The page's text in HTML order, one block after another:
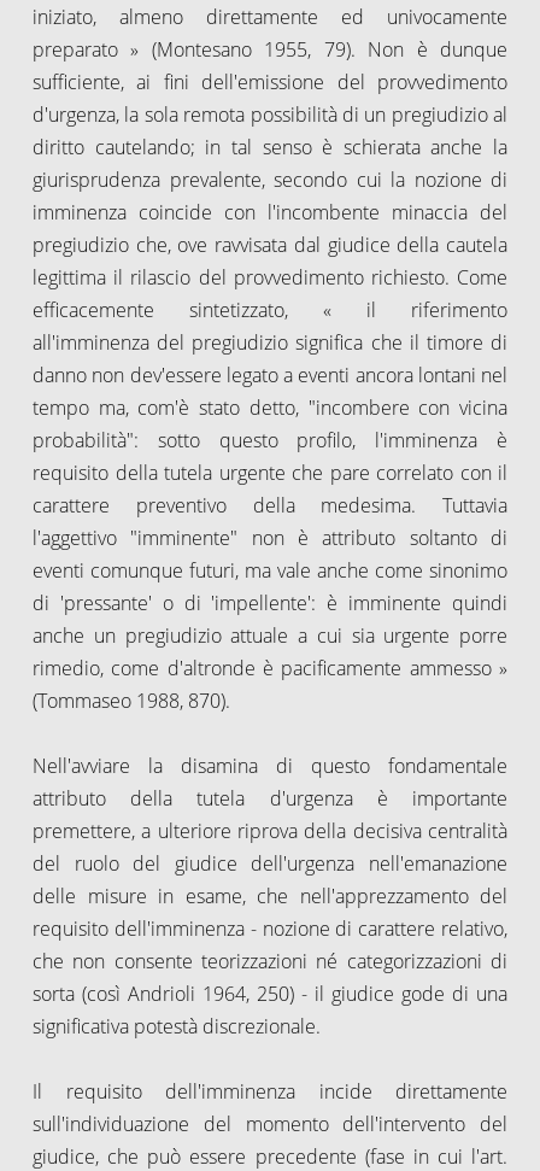
iniziato, almeno direttamente ed univocamente
preparato » (Montesano 1955, 79). Non è dunque
sufficiente, ai fini dell'emissione del provvedimento
d'urgenza, la sola remota possibilità di un pregiudizio al
diritto cautelando; in tal senso è schierata anche la
giurisprudenza prevalente, secondo cui la nozione di
imminenza coincide con l'incombente minaccia del
pregiudizio che, ove ravvisata dal giudice della cautela
legittima il rilascio del provvedimento richiesto. Come
efficacemente sintetizzato, « il riferimento
all'imminenza del pregiudizio significa che il timore di
danno non dev'essere legato a eventi ancora lontani nel
tempo ma, com'è stato detto, "incombere con vicina
probabilità": sotto questo profilo, l'imminenza è
requisito della tutela urgente che pare correlato con il
carattere preventivo della medesima. Tuttavia
l'aggettivo "imminente" non è attributo soltanto di
eventi comunque futuri, ma vale anche come sinonimo
di 'pressante' o di 'impellente': è imminente quindi
anche un pregiudizio attuale a cui sia urgente porre
rimedio, come d'altronde è pacificamente ammesso »
(Tommaseo 1988, 870).
Nell'avviare la disamina di questo fondamentale
attributo della tutela d'urgenza è importante
premettere, a ulteriore riprova della decisiva centralità
del ruolo del giudice dell'urgenza nell'emanazione
delle misure in esame, che nell'apprezzamento del
requisito dell'imminenza - nozione di carattere relativo,
che non consente teorizzazioni né categorizzazioni di
sorta (così Andrioli 1964, 250) - il giudice gode di una
significativa potestà discrezionale.
Il requisito dell'imminenza incide direttamente
sull'individuazione del momento dell'intervento del
giudice, che può essere precedente (fase in cui l'art.